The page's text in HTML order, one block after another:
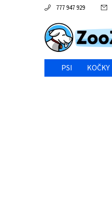
777 947 929
PSI KOČKY